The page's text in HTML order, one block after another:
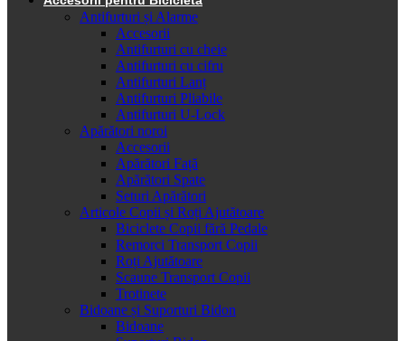
Antifurturi și Alarme
Accesorii
Antifurturi cu cheie
Antifurturi cu cifru
Antifurturi Lanț
Antifurturi Pliabile
Antifurturi U-Lock
Apărători noroi
Accesorii
Apărători Față
Apărători Spate
Seturi Apărători
Articole Copii și Roți Ajutătoare
Biciclete Copii fără Pedale
Remorci Transport Copii
Roți Ajutătoare
Scaune Transport Copii
Trotinete
Bidoane și Suporturi Bidon
Bidoane